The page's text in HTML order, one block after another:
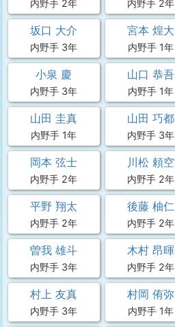
内野手 2年 内野手 2年
坂口 大介
内野手 3年
宮本 煌大
内野手 1年
小泉 慶
内野手 3年
山口 恭吾
内野手 1年
山田 圭真
内野手 1年
山田 巧都
内野手 3年
岡本 弦士
内野手 2年
川松 頼空
内野手 2年
平野 翔太
内野手 2年
後藤 柚仁
内野手 2年
曽我 雄斗
内野手 3年
木村 昂暉
内野手 2年
村上 友真
内野手 3年
村岡 侑弥
内野手 1年